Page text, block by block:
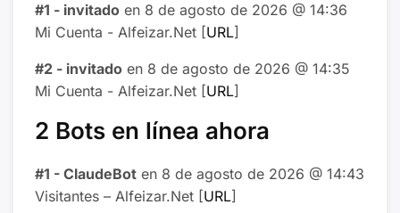
#1 - invitado en 8 de agosto de 2026 @ 14:36
Mi Cuenta - Alfeizar.Net [URL]
#2 - invitado en 8 de agosto de 2026 @ 14:35
Mi Cuenta - Alfeizar.Net [URL]
2 Bots en línea ahora
#1 - ClaudeBot en 8 de agosto de 2026 @ 14:43
Visitantes – Alfeizar.Net [URL]